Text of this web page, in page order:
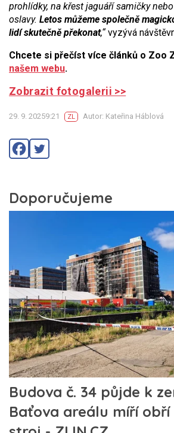
prohlídky, na křest jaguáří samičky
oslavy. Letos můžeme společně
lidí skutečně překonat,“vyzývá
Chcete si přečíst více článků o Zoo
našem webu.
Zobrazit fotogalerii >>
29. 9. 20259:21 ZL Autor: Kateřina Háblová